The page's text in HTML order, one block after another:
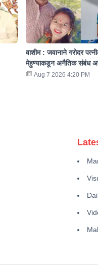
वाशीम : जवानाने गरोदर
मेहुण्याकडून अनैतिक संबंध
Aug 7 2026 4:20 PM